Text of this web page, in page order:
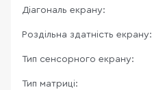
Діагональ екрану:
Роздільна здатність екрану:
Тип сенсорного екрану:
Тип матриці: